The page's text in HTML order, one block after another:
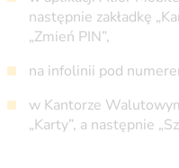
następnie zakładkę
„Zmień PIN”,
na infolinii pod
w Kantorze
„Karty”, a następnie